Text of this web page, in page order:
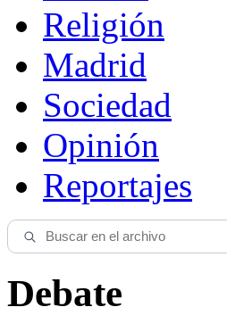
Religión
Madrid
Sociedad
Opinión
Reportajes
Debate